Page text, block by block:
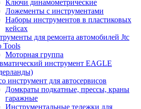
Ключи динамометрические
Ложементы с инструментами
Наборы инструментов в пластиковых
кейсах
для ремонта автомобилей Jtc
Tools
Моторная группа
инструмент EAGLE
инструмент для автосервисов
Домкраты подкатные, прессы, краны
гаражные
Инструментальные тележки для